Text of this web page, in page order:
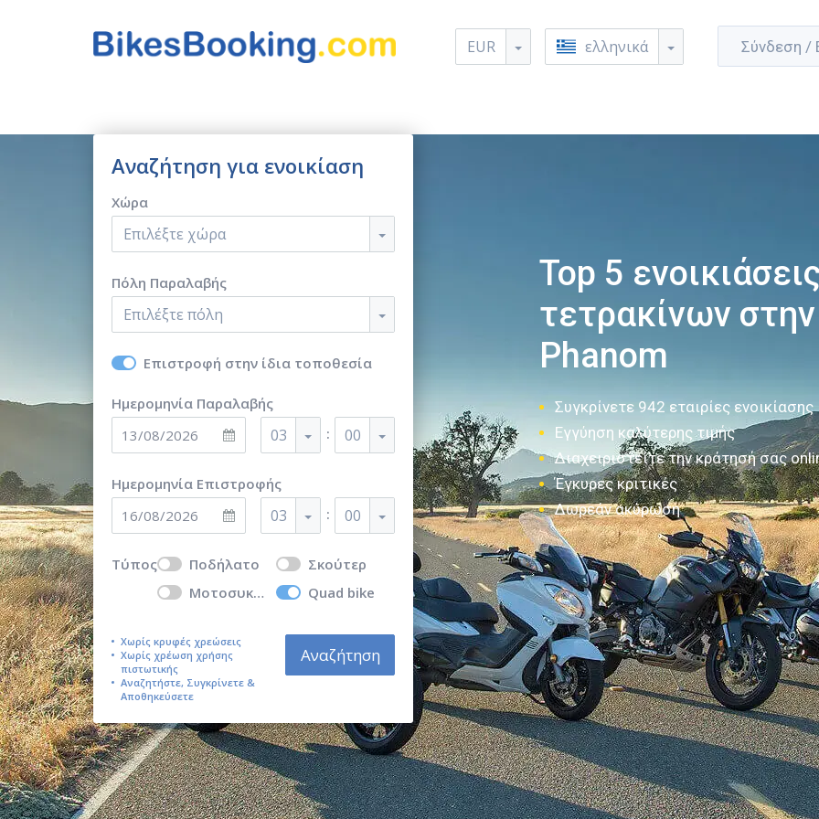
EUR ελληνικά Σύνδεση /
Αναζήτηση για ενοικίαση
Χώρα
Επιλέξτε χώρα
Πόλη Παραλαβής
Επιλέξτε πόλη
Επιστροφή στην ίδια τοποθεσία
Ημερομηνία Παραλαβής
03 : 00
Ημερομηνία Επιστροφής
03 : 00
Τύπος Ποδήλατο
Σκούτερ
Μοτοσυκλέτα
Quad bike
Χωρίς κρυφές χρεώσεις
Χωρίς χρέωση χρήσης
πιστωτικής
Αναζητήστε, Συγκρίνετε &
Αποθηκεύσετε
Αναζήτηση
Top 5
τετρακίνων
Phanom
Συγκρίνετε 942 εταιρίες ενοικίασης
Εγγύηση καλύτερης τιμής
Διαχειριστείτε την κράτησή σας
Έγκυρες κριτικές
Δωρεάν ακύρωση